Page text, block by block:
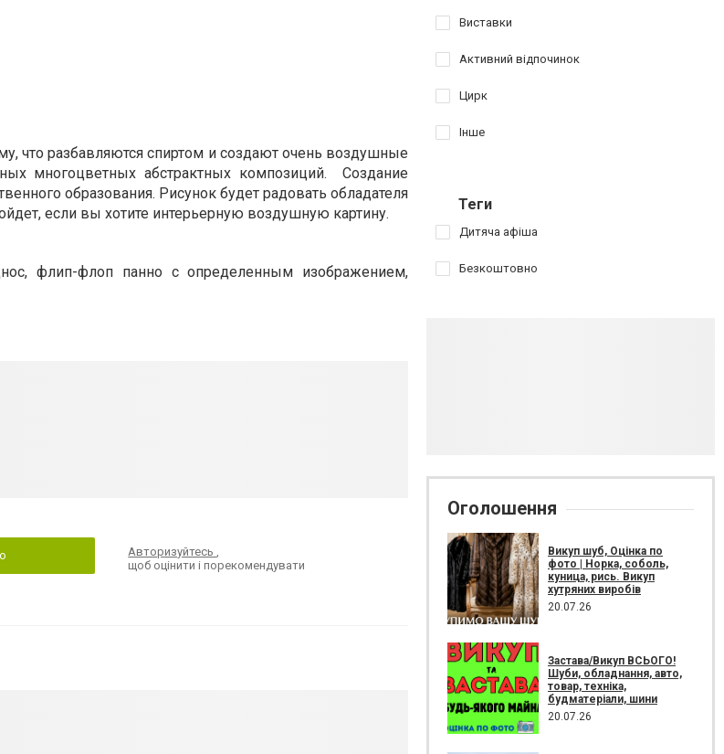
что разбавляются спиртом и создают очень воздушные
многоцветных абстрактных композиций. Создание
образования. Рисунок будет радовать обладателя
если вы хотите интерьерную воздушную картину.
флип-флоп панно с определенным изображением,
Авторизуйтесь
щоб оцінити і порекомендувати
Виставки
Активний відпочинок
Цирк
Інше
Теги
Дитяча афіша
Безкоштовно
Оголошення
Викуп шуб, Оцінка по
фото | Норка, соболь,
куница, рись. Викуп
хутряних виробів
20.07.26
Застава/Викуп ВСЬОГО!
Шуби, обладнання, авто,
товар, техніка,
будматеріали, шини
20.07.26